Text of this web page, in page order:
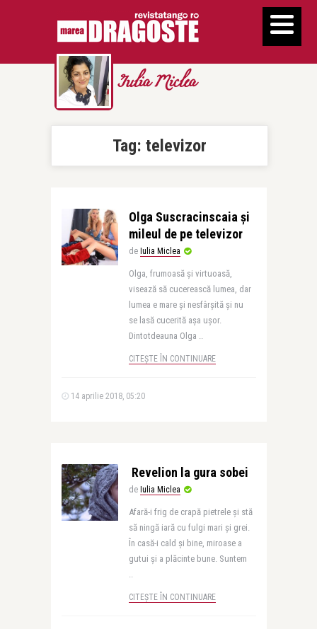
Iulia Miclea
Tag: televizor
Olga Suscracinscaia și
mileul de pe televizor
de Iulia Miclea
Olga, frumoasă și virtuoasă,
visează să cucerească lumea, dar
lumea e mare și nesfârșită și nu
se lasă cucerită așa ușor.
Dintotdeauna Olga ..
CITEȘTE ÎN CONTINUARE
14 aprilie 2018, 05:20
Revelion la gura sobei
de Iulia Miclea
Afară-i frig de crapă pietrele și stă
să ningă iară cu fulgi mari și grei.
În casă-i cald și bine, miroase a
gutui și a plăcinte bune. Suntem
..
CITEȘTE ÎN CONTINUARE